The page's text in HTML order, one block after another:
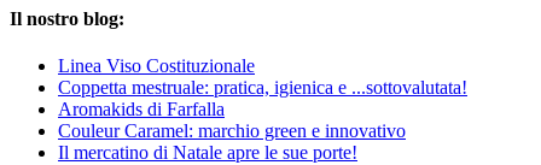
Il nostro blog:
Linea Viso Costituzionale
Coppetta mestruale: pratica, igienica e ...sottovalutata!
Aromakids di Farfalla
Couleur Caramel: marchio green e innovativo
Il mercatino di Natale apre le sue porte!